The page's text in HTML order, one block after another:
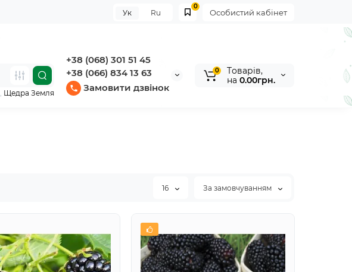
Особистий кабінет
0
Ук Ru
+38 (068) 301 51 45
+38 (066) 834 13 63
Замовити дзвінок
Щедра Земля
0
Tоварів,
на 0.00грн.
16 За замовчуванням